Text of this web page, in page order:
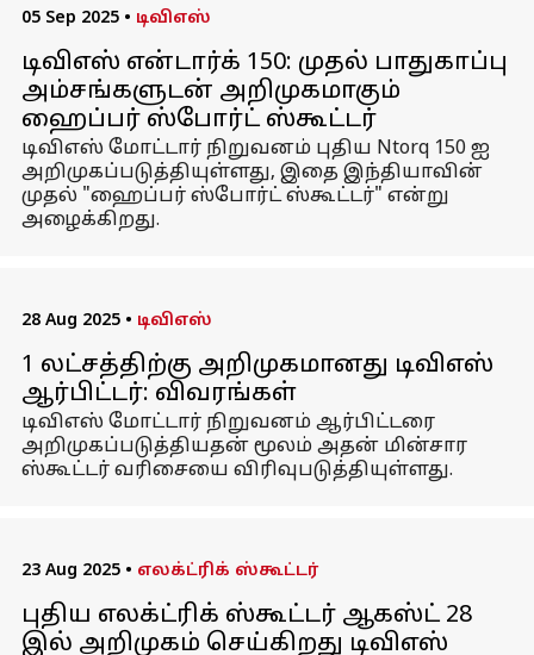
05 Sep 2025 • டிவிஎஸ்
டிவிஎஸ் என்டார்க் 150: முதல் பாதுகாப்பு
அம்சங்களுடன் அறிமுகமாகும்
ஹைப்பர் ஸ்போர்ட் ஸ்கூட்டர்
டிவிஎஸ் மோட்டார் நிறுவனம் புதிய Ntorq 150 ஐ
அறிமுகப்படுத்தியுள்ளது, இதை இந்தியாவின்
முதல் "ஹைப்பர் ஸ்போர்ட் ஸ்கூட்டர்" என்று
அழைக்கிறது.
28 Aug 2025 • டிவிஎஸ்
₹1 லட்சத்திற்கு அறிமுகமானது டிவிஎஸ்
ஆர்பிட்டர்: விவரங்கள்
டிவிஎஸ் மோட்டார் நிறுவனம் ஆர்பிட்டரை
அறிமுகப்படுத்தியதன் மூலம் அதன் மின்சார
ஸ்கூட்டர் வரிசையை விரிவுபடுத்தியுள்ளது.
23 Aug 2025 • எலக்ட்ரிக் ஸ்கூட்டர்
புதிய எலக்ட்ரிக் ஸ்கூட்டர் ஆகஸ்ட் 28
இல் அறிமுகம் செய்கிறது டிவிஎஸ்